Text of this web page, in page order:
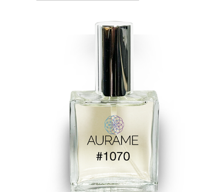
auf
Produktseite
gewählt
werden